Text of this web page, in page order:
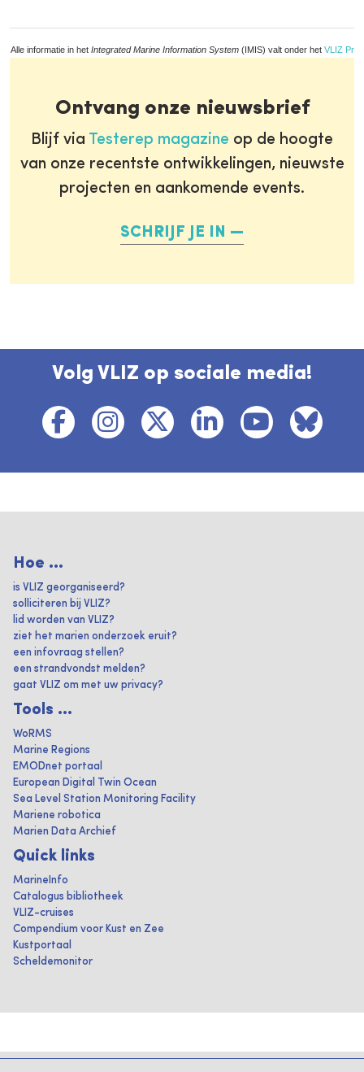
Alle informatie in het Integrated Marine Information System (IMIS) valt onder het VLIZ
Ontvang onze nieuwsbrief
Blijf via Testerep magazine op de hoogte
van onze recentste ontwikkelingen, nieuwste
projecten en aankomende events.
SCHRIJF JE IN
Volg VLIZ op sociale media!
Hoe ...
is VLIZ georganiseerd?
solliciteren bij VLIZ?
lid worden van VLIZ?
ziet het marien onderzoek eruit?
een infovraag stellen?
een strandvondst melden?
gaat VLIZ om met uw privacy?
Tools ...
WoRMS
Marine Regions
EMODnet portaal
European Digital Twin Ocean
Sea Level Station Monitoring Facility
Mariene robotica
Marien Data Archief
Quick links
MarineInfo
Catalogus bibliotheek
VLIZ-cruises
Compendium voor Kust en Zee
Kustportaal
Scheldemonitor